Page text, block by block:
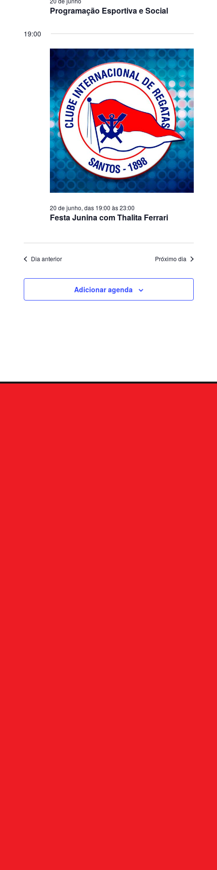
Programação Esportiva e Social
19:00
Festa Junina com Thalita Ferrari
20 de junho, das 19:00 às23:00
Dia anterior Próximo dia
Adicionar agenda